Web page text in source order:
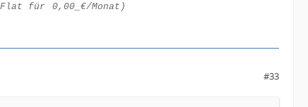
Flat für 0,00_€/Monat)
#33